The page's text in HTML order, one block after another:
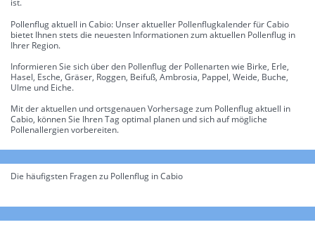
ist.
Pollenflug aktuell in Cabio: Unser aktueller Pollenflugkalender für Cabio
bietet Ihnen stets die neuesten Informationen zum aktuellen Pollenflug in
Ihrer Region.
Informieren Sie sich über den Pollenflug der Pollenarten wie Birke, Erle,
Hasel, Esche, Gräser, Roggen, Beifuß, Ambrosia, Pappel, Weide, Buche,
Ulme und Eiche.
Mit der aktuellen und ortsgenauen Vorhersage zum Pollenflug aktuell in
Cabio, können Sie Ihren Tag optimal planen und sich auf mögliche
Pollenallergien vorbereiten.
Die häufigsten Fragen zu Pollenflug in Cabio